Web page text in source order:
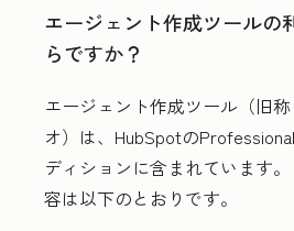
エージェント作成ツールの
らですか？
エージェント作成ツール（旧
オ）は、HubSpotの
ディションに含まれています
容は以下のとおりです。